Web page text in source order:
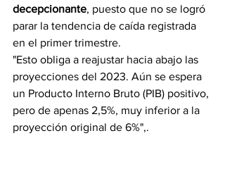
decepcionante, puesto que no se logró
parar la tendencia de caída registrada
en el primer trimestre.
"Esto obliga a reajustar hacia abajo las
proyecciones del 2023. Aún se espera
un Producto Interno Bruto (PIB) positivo,
pero de apenas 2,5%, muy inferior a la
proyección original de 6%",.